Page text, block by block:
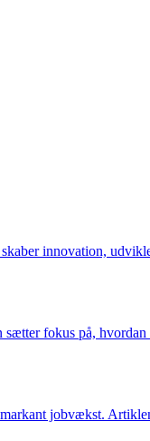
innovation,
fokus på, hvordan
jobvækst.